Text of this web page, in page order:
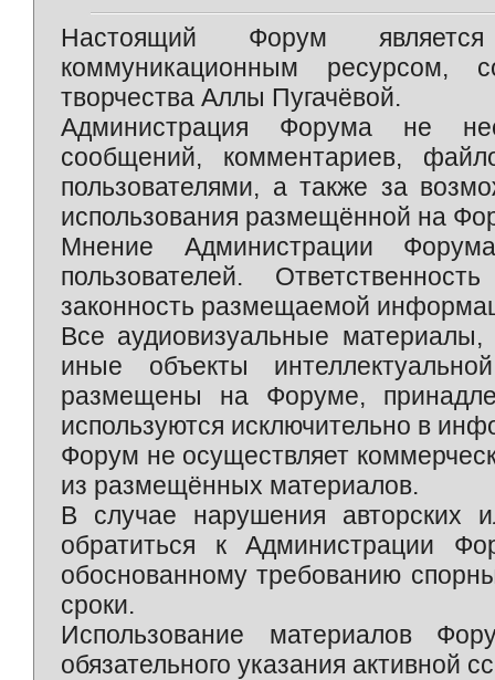
Настоящий Форум является
коммуникационным ресурсом,
творчества Аллы Пугачёвой.
Администрация Форума не
сообщений, комментариев,
пользователями, а также за
использования размещённой на
Мнение Администрации
пользователей.
законность размещаемой
Все аудиовизуальные
иные объекты
размещены на Форуме,
используются исключительно в
Форум не осуществляет
из размещённых материалов.
В случае нарушения авторских
обратиться к Администрации
обоснованному требованию
сроки.
Использование материалов
обязательного указания активной